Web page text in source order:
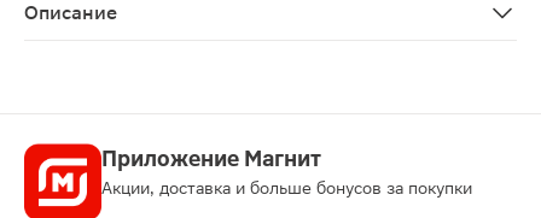
Описание
Приложение Магнит
Акции, доставка и больше бонусов за покупки